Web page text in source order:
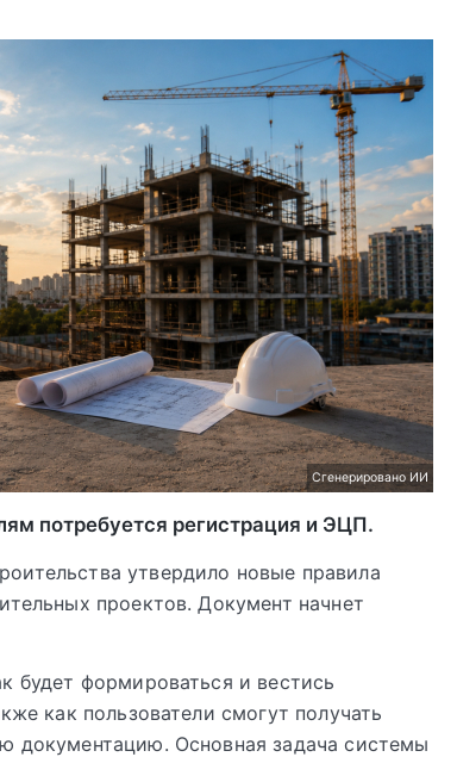
Сгенерировано ИИ
потребуется регистрация и ЭЦП.
утвердило новые правила
проектов. Документ начнет
будет формироваться и вестись
как пользователи смогут получать
документацию. Основная задача системы